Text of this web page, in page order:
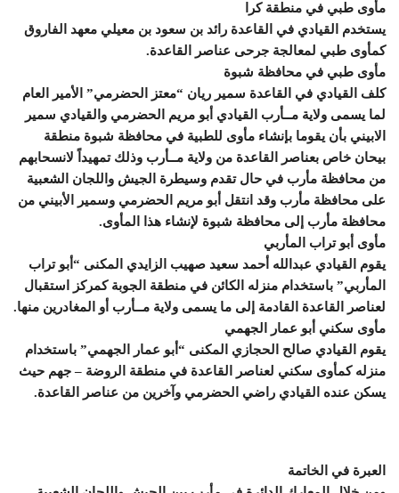
مأوى طبي في منطقة كرا
يستخدم القيادي في القاعدة رائد بن سعود بن معيلي معهد الفاروق
كمأوى طبي لمعالجة جرحى عناصر القاعدة.
مأوى طبي في محافظة شبوة
كلف القيادي في القاعدة سمير ريان “معتز الحضرمي” الأمير العام
لما يسمى ولاية مــأرب القيادي أبو مريم الحضرمي والقيادي سمير
الابيني بأن يقوما بإنشاء مأوى للطبية في محافظة شبوة منطقة
بيحان خاص بعناصر القاعدة من ولاية مــأرب وذلك تمهيداً لانسحابهم
من محافظة مأرب في حال تقدم وسيطرة الجيش واللجان الشعبية
على محافظة مأرب وقد انتقل أبو مريم الحضرمي وسمير الأبيني من
محافظة مأرب إلى محافظة شبوة لإنشاء هذا المأوى.
مأوى أبو تراب المأربي
يقوم القيادي عبدالله أحمد سعيد صهيب الزايدي المكنى “أبو تراب
المأربي” باستخدام منزله الكائن في منطقة الجوبة كمركز استقبال
لعناصر القاعدة القادمة إلى ما يسمى ولاية مــأرب أو المغادرين منها.
مأوى سكني أبو عمار الجهمي
يقوم القيادي صالح الحجازي المكنى “أبو عمار الجهمي” باستخدام
منزله كمأوى سكني لعناصر القاعدة في منطقة الروضة – جهم حيث
يسكن عنده القيادي راضي الحضرمي وآخرين من عناصر القاعدة.
العبرة في الخاتمة